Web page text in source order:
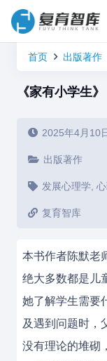
首页 出版著作
《家有小学生》
2025年4月10
出版著作
发展心理学
复育智库
本书作者陈默老
绝大多数都是儿
她了解学生需要
及遇到问题时，
没有理论的堆砌